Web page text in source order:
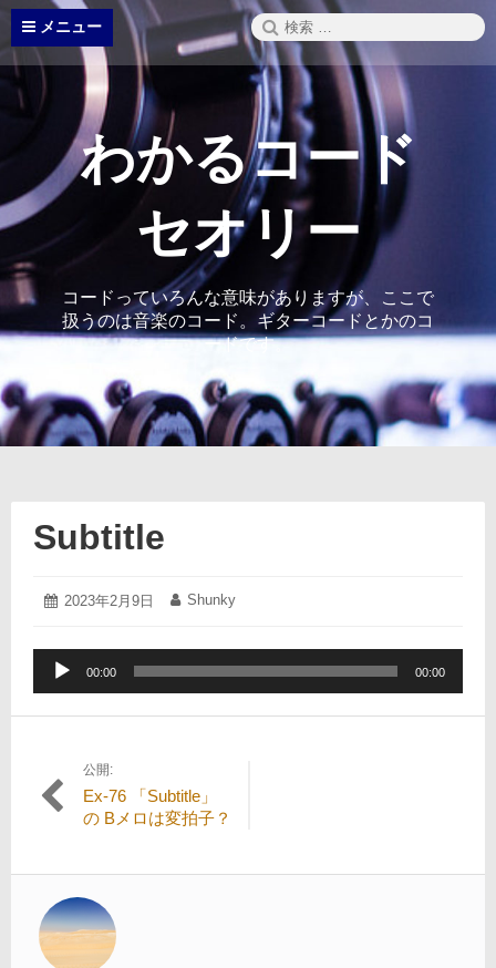
コ
テ
ン
ッ
プ
メニュー
検
索:
わかるコード
セオリー
コードっていろんな意味がありますが、ここで
扱うのは音楽のコード。ギターコードとかのコ
ードです。
Subtitle
投
2023年2月9日
2023
月
9
日
投
Shunky
ー
00:00 00:00
投
稿
ビ
ゲ
ー
公開:
Ex-76 「Subtitle」
の Bメロは変拍子？